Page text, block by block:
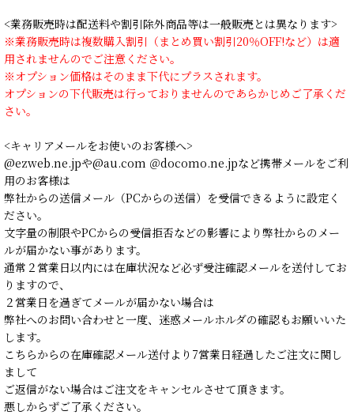
<業務販売時は配送料や割引除外商品等は一般販売とは異なります>
※業務販売時は複数購入割引（まとめ買い割引20％OFF!など）は適
用されませんのでご注意ください。
※オプション価格はそのまま下代にプラスされます。
オプションの下代販売は行っておりませんのであらかじめご了承くだ
さい。
<キャリアメールをお使いのお客様へ>
@ezweb.ne.jpや@au.com ＠docomo.ne.jpなど携帯メールをご利
用のお客様は
弊社からの送信メール（PCからの送信）を受信できるように設定く
ださい。
文字量の制限やPCからの受信拒否などの影響により弊社からのメー
ルが届かない事があります。
通常２営業日以内には在庫状況など必ず受注確認メールを送付してお
りますので、
２営業日を過ぎてメールが届かない場合は
弊社へのお問い合わせと一度、迷惑メールホルダの確認もお願いいた
します。
こちらからの在庫確認メール送付より7営業日経過したご注文に関し
まして
ご返信がない場合はご注文をキャンセルさせて頂きます。
悪しからずご了承ください。